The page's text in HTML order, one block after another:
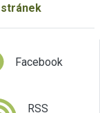
stránek
Facebook
RSS